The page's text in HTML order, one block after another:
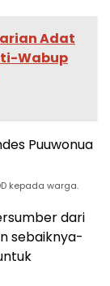
Adat
Wabup
kepada warga.
dari
sebaiknya-